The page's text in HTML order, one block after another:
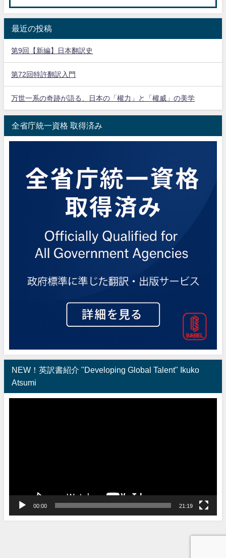
最近の投稿
第9回【新編】日本翻訳史
第72回特許翻訳入門
万世一系の奇跡が語る、日本の「權力」と「權威」の美学
全省庁統一資格 取得済み
NEW！英訳書紹介 "Developing Global Talent" Ikuko
Atsumi
00:00 21:19